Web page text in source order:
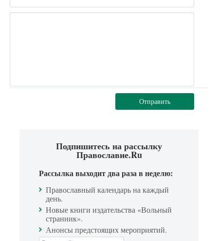
Отправить
Подпишитесь на рассылку
Православие.Ru
Рассылка выходит два раза в неделю:
Православный календарь на каждый
день.
Новые книги издательства «Вольный
странник».
Анонсы предстоящих мероприятий.